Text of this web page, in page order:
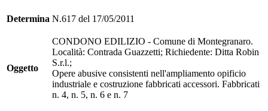
Determina N.617 del 17/05/2011
Oggetto
CONDONO EDILIZIO - Comune di Montegranaro.
Località: Contrada Guazzetti; Richiedente: Ditta Robin
S.r.l.;
Opere abusive consistenti nell'ampliamento opificio
industriale e costruzione fabbricati accessori. Fabbricati
n. 4, n. 5, n. 6 e n. 7